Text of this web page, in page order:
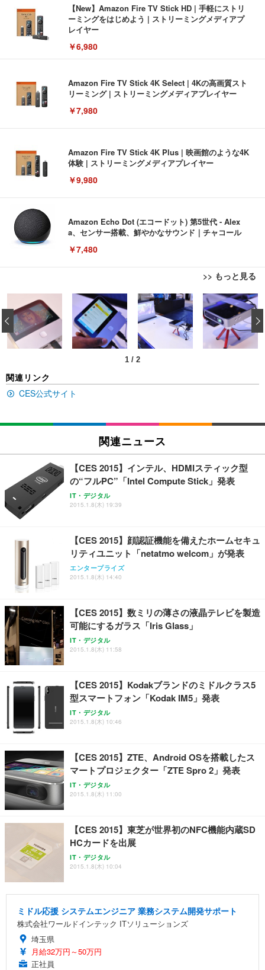
【New】Amazon Fire TV Stick HD | 手軽にストリ
ーミングをはじめよう | ストリーミングメディアプ
レイヤー
￥6,980
Amazon Fire TV Stick 4K Select | 4Kの高画質スト
リーミング | ストリーミングメディアプレイヤー
￥7,980
Amazon Fire TV Stick 4K Plus | 映画館のような4K
体験 | ストリーミングメディアプレイヤー
￥9,980
Amazon Echo Dot (エコードット) 第5世代 - Alex
a、センサー搭載、鮮やかなサウンド｜チャコール
￥7,480
>> もっと見る
[EdoErgo] オフィスチェア 椅子 テレワーク 疲れな
い 跳ね上げ式アームレスト コンパクト 約105度ロッ
キング pc 事務椅子 360度回転 座面昇降 強化ナイロ
ン樹脂ベース 通気性メッシュ 在宅ワーク H-WY01
(黒網+黒枠+黒足)
￥5,699
ュチェア 人間工学 疲れない ブラック
￥27,999
Sezlife オフィスチェア デスクチェア 疲れない テレ
ワーク チェア 強化バックレスト 30度ロッキング機
レスト 3Dヘッドレスト ハンガー付き 高反発クッシ
ョン PCチェア 通気性メッシュ ゲーミング/勉強/事
務用 おしゃれ パソコンチェア (ブラック)
￥7,680
Sezlife オフィスチェア デスクチェア 疲れない テレ
レスト 3Dヘッドレスト ハンガー付き 高反発クッシ
ョン PCチェア 通気性メッシュ ゲーミング/勉強/事
務用 おしゃれ パソコンチェア (ホワイト)
￥7,680
ANDWINT オフィスチェア デスクチェア 肘なし メ
ト 幅52×奥行58.5×高さ84～96cm テレワーク 在宅
勤務 ブラック
￥4,139
EIZO ビジネス向けプレミアムモニター | FlexScan
EV3240X-WT | 31.5型4K UHD・USB Type-C・ホワ
イト
￥105,595
イト
【純正品】27"ゲーミングモニター DualSense 充電
フック付き（CFI-ZDM1J）
￥49,979
【整備済み品】Dell E2724HS 27インチ 液晶モニタ
応 ComfortView ビジネス向け
￥15,800
【MiniLED/24.5inch/280Hz/FHD】GRAPHT THE S
像低減 (3年保証 | 輝点保証 | 日本メーカー)
￥34,980
Amazonベーシック ペットシーツ 薄型 レギュラー 1
回使い捨て 無香料 ホワイト 300枚
￥3,373
x2袋(84枚) ホワイト(吸収面:ライトブルー)
￥3,234
ネオ・ルーライフ ネオ・オムツ L 中型犬用 26枚入
り 単品
￥1,800
Smart Basic(スマートベーシック) 【Amazon.co.jp
￥3,670
アイリスオーヤマ ペットシーツ 超厚型 お徳用 レギ
￥3,731
1 / 2
‹
関連リンク
CES公式サイト
関連ニュース
【CES 2015】インテル、HDMIスティック型
の“フルPC”「Intel Compute Stick」発表
IT・デジタル
2015.1.8(木) 19:39
【CES 2015】顔認証機能を備えたホームセキュ
リティユニット「netatmo welcom」が発表
エンタープライズ
2015.1.8(木) 14:40
【CES 2015】数ミリの薄さの液晶テレビを製造
可能にするガラス「Iris Glass」
IT・デジタル
2015.1.8(木) 11:58
【CES 2015】Kodakブランドのミドルクラス5
型スマートフォン「Kodak IM5」発表
IT・デジタル
2015.1.8(木) 10:46
【CES 2015】ZTE、Android OSを搭載したス
マートプロジェクター「ZTE Spro 2」発表
IT・デジタル
2015.1.8(木) 11:00
【CES 2015】東芝が世界初のNFC機能内蔵SD
HCカードを出展
IT・デジタル
2015.1.8(木) 10:04
ミドル応援 システムエンジニア 業務システム開発サポート
株式会社ワールドインテック ITソリューションズ
埼玉県
月給32万円～50万円
正社員